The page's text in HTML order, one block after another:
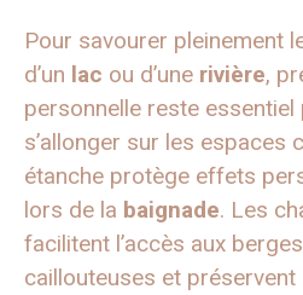
Pour savourer pleinement
d’un lac ou d’une rivière,
personnelle reste essentiel
s’allonger sur les espaces
étanche protège effets
lors de la baignade. Les
facilitent l’accès aux
caillouteuses et